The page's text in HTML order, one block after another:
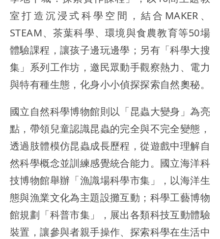
室打造沉浸式科學空間，結合MAKER、
STEAM、茶葉科學、環境與食農教育等50場
體驗課程，讓孩子邊玩邊學；另有「科學大搜
集」系列工作坊，邀民眾動手觀察熱力、電力
與特有種生態，化身小小偵探探索自然奧秘。
國立自然科學博物館則以「昆蟲大變身」為亮
點，帶領兒童認識昆蟲的完全與不完全變態，
透過肢體模仿昆蟲成長歷程，從遊戲中理解自
然科學概念並訓練感覺統合能力。國立海洋科
技博物館舉辦「漁識場科學市集」，以海洋生
態與漁業文化為主題設攤互動；科學工藝博物
館規劃「科普市集」，展出各類科技互動體驗
裝置，讓參與者親手操作、探索科學在生活中